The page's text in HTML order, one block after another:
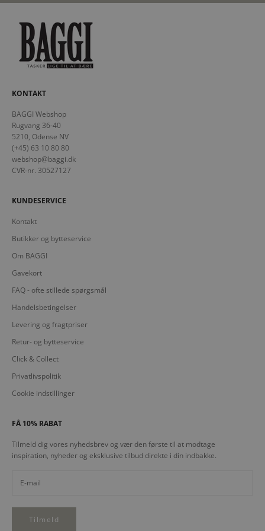
KONTAKT
BAGGI Webshop
Rugvang 36-40
5210, Odense NV
(+45) 63 10 80 80
webshop@baggi.dk
CVR-nr. 30527127
KUNDESERVICE
Kontakt
Butikker og bytteservice
Om BAGGI
Gavekort
FAQ - ofte stillede spørgsmål
Handelsbetingelser
Levering og fragtpriser
Retur- og bytteservice
Click & Collect
Privatlivspolitik
Cookie indstillinger
FÅ 10% RABAT
Tilmeld dig vores nyhedsbrev og vær den første til at modtage
inspiration, nyheder og eksklusive tilbud direkte i din indbakke.
Tilmeld